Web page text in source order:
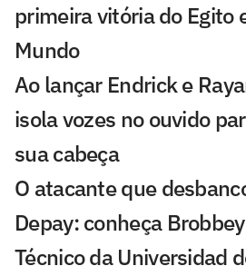
primeira vitória do Egito
Mundo
Ao lançar Endrick e
isola vozes no ouvido
sua cabeça
O atacante que
Depay: conheça Brobbey
Técnico da Universidad